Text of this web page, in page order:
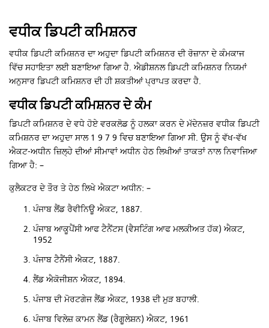
ਵਧੀਕ ਡਿਪਟੀ ਕਮਿਸ਼ਨਰ
ਵਧੀਕ ਡਿਪਟੀ ਕਮਿਸ਼ਨਰ ਦਾ ਅਹੁਦਾ ਡਿਪਟੀ ਕਮਿਸ਼ਨਰ ਦੀ ਰੋਜ਼ਾਨਾ ਦੇ ਕੰਮਕਾਜ
ਵਿੱਚ ਸਹਾਇਤਾ ਲਈ ਬਣਾਇਆ ਗਿਆ ਹੈ. ਐਡੀਸ਼ਨਲ ਡਿਪਟੀ ਕਮਿਸ਼ਨਰ ਨਿਯਮਾਂ
ਅਨੁਸਾਰ ਡਿਪਟੀ ਕਮਿਸ਼ਨਰ ਦੀ ਹੀ ਸ਼ਕਤੀਆਂ ਪ੍ਰਾਪਤ ਕਰਦਾ ਹੈ.
ਵਧੀਕ ਡਿਪਟੀ ਕਮਿਸ਼ਨਰ ਦੇ ਕੰਮ
ਡਿਪਟੀ ਕਮਿਸ਼ਨਰ ਦੇ ਵਧੇ ਹੋਏ ਵਰਕਲੋਡ ਨੂੰ ਹਲਕਾ ਕਰਨ ਦੇ ਮੱਦੇਨਜ਼ਰ ਵਧੀਕ ਡਿਪਟੀ
ਕਮਿਸ਼ਨਰ ਦਾ ਅਹੁਦਾ ਸਾਲ 1 9 7 9 ਵਿਚ ਬਣਾਇਆ ਗਿਆ ਸੀ. ਉਸ ਨੂੰ ਵੱਖ-ਵੱਖ
ਐਕਟ-ਅਧੀਨ ਜ਼ਿਲ੍ਹੇ ਦੀਆਂ ਸੀਮਾਵਾਂ ਅਧੀਨ ਹੇਠ ਲਿਖੀਆਂ ਤਾਕਤਾਂ ਨਾਲ ਨਿਵਾਜਿਆ
ਗਿਆ ਹੈ: –
ਕੁਲੈਕਟਰ ਦੇ ਤੌਰ ਤੇ ਹੇਠ ਲਿਖੇ ਐਕਟਾ ਅਧੀਨ: –
ਪੰਜਾਬ ਲੈਂਡ ਰੈਵੀਨਿਊ ਐਕਟ, 1887.
ਪੰਜਾਬ ਆਕੂਪੈਂਸੀ ਆਫ ਟੈਨੈਂਟਸ (ਵੈਸਟਿੰਗ ਆਫ ਮਲਕੀਅਤ ਹੱਕ) ਐਕਟ,
1952
ਪੰਜਾਬ ਟੈਨੈਂਸੀ ਐਕਟ, 1887.
ਲੈਂਡ ਐਕੋਜੀਸ਼ਨ ਐਕਟ, 1894.
ਪੰਜਾਬ ਦੀ ਮੋਰਟਗੇਜ ਲੈਂਡ ਐਕਟ, 1938 ਦੀ ਮੁੜ ਬਹਾਲੀ.
ਪੰਜਾਬ ਵਿਲੇਜ਼ ਕਾਮਨ ਲੈਂਡ (ਰੈਗੂਲੇਸ਼ਨ) ਐਕਟ, 1961